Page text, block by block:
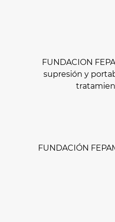
FUNDACION
supresión y
FUNDACIÓN